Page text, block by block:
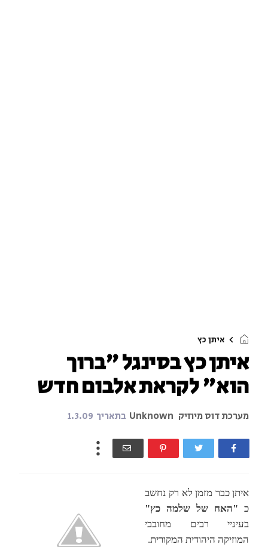
איתן כץ
איתן כץ בסינגל "ברוך
הוא" לקראת אלבום חדש
מערכת דוס מיוזיק Unknown בתאריך 1.3.09
איתן כבר מזמן לא רק נחשב
כ "האח של שלמה כץ"
בעיניי רבים מחובבי
המוזיקה היהודית המקורית.